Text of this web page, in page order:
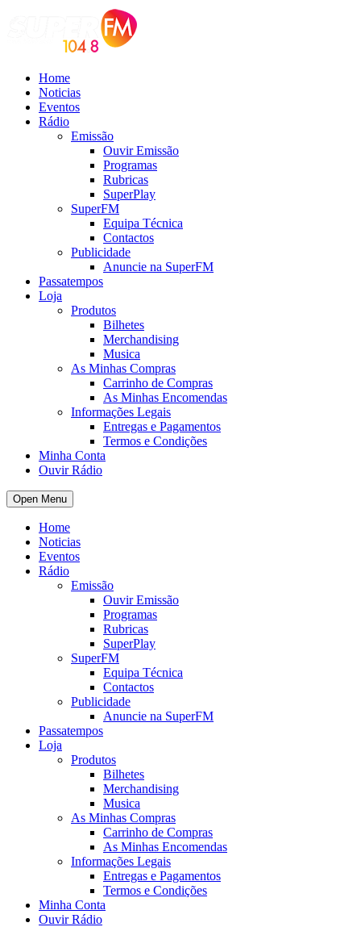
Home
Noticias
Eventos
Rádio
Emissão
Ouvir Emissão
Programas
Rubricas
SuperPlay
SuperFM
Equipa Técnica
Contactos
Publicidade
Anuncie na SuperFM
Passatempos
Loja
Produtos
Bilhetes
Merchandising
Musica
As Minhas Compras
Carrinho de Compras
As Minhas Encomendas
Informações Legais
Entregas e Pagamentos
Termos e Condições
Minha Conta
Ouvir Rádio
Open Menu
Home
Noticias
Eventos
Rádio
Emissão
Ouvir Emissão
Programas
Rubricas
SuperPlay
SuperFM
Equipa Técnica
Contactos
Publicidade
Anuncie na SuperFM
Passatempos
Loja
Produtos
Bilhetes
Merchandising
Musica
As Minhas Compras
Carrinho de Compras
As Minhas Encomendas
Informações Legais
Entregas e Pagamentos
Termos e Condições
Minha Conta
Ouvir Rádio